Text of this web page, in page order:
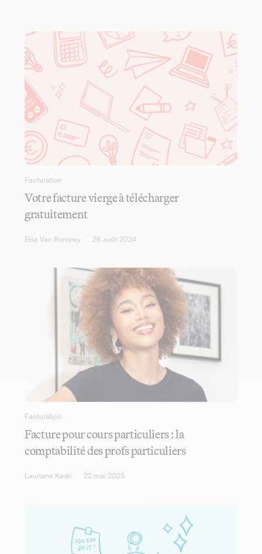
Facturation
Votre facture vierge à télécharger
gratuitement
Elsa Van Rompay 28 août 2024
Facturation
Facture pour cours particuliers : la
comptabilité des profs particuliers
Lauriane Kadri 22 mai 2025